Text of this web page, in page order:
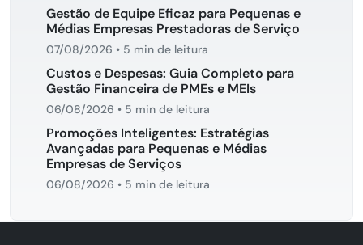
Gestão de Equipe Eficaz para Pequenas e
Médias Empresas Prestadoras de Serviço
07/08/2026 • 5 min de leitura
Custos e Despesas: Guia Completo para
Gestão Financeira de PMEs e MEIs
06/08/2026 • 5 min de leitura
Promoções Inteligentes: Estratégias
Avançadas para Pequenas e Médias
Empresas de Serviços
06/08/2026 • 5 min de leitura